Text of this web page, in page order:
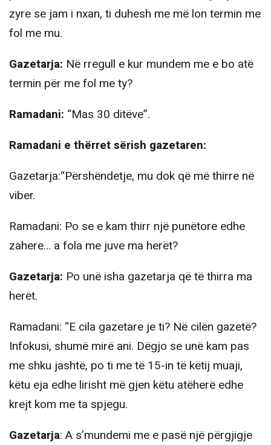
zyre se jam i nxan, ti duhesh me më lon termin me
fol me mu.
Gazetarja: Në rregull e kur mundem me e bo atë
termin për me fol me ty?
Ramadani: “Mas 30 ditëve”.
Ramadani e thërret sërish gazetaren:
Gazetarja:“Përshëndetje, mu dok që më thirre në
viber.
Ramadani: Po se e kam thirr një punëtore edhe
zahere… a fola me juve ma herët?
Gazetarja: Po unë isha gazetarja që të thirra ma
herët.
Ramadani: “E cila gazetare je ti? Në cilën gazetë?
Infokusi, shumë mirë ani. Dëgjo se unë kam pas
me shku jashtë, po ti me të 15-in të këtij muaji,
këtu eja edhe lirisht më gjen këtu atëherë edhe
krejt kom me ta spjegu.
Gazetarja: A s’mundemi me e pasë një përgjigje